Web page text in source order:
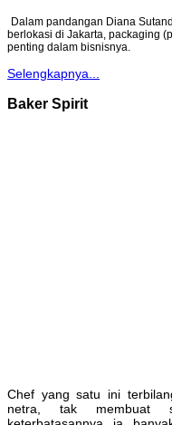
Dalam pandangan Diana
berlokasi di Jakarta, packaging
penting dalam bisnisnya.
Selengkapnya...
Baker Spirit
Chef yang satu ini
netra, tak membuat